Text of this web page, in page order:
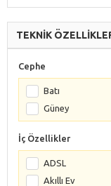
TEKNİK
Cephe
Batı
Güney
İç Özellikler
ADSL
Akıllı Ev